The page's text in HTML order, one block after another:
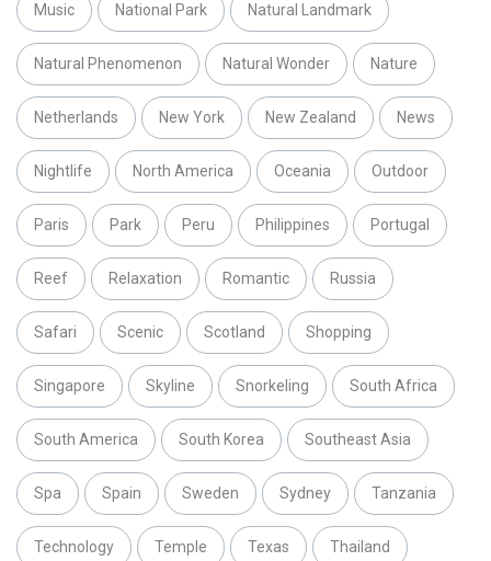
Music National Park Natural Landmark
Natural Phenomenon Natural Wonder Nature
Netherlands New York New Zealand News
Nightlife North America Oceania Outdoor
Paris Park Peru Philippines Portugal
Reef Relaxation Romantic Russia
Safari Scenic Scotland Shopping
Singapore Skyline Snorkeling South Africa
South America South Korea Southeast Asia
Spa Spain Sweden Sydney Tanzania
Technology Temple Texas Thailand